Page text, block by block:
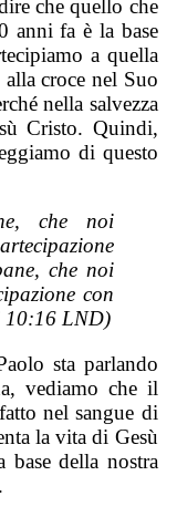
che quello che
anni fa è la base
a quella
croce nel Suo
nella salvezza
Cristo. Quindi,
di questo
che noi
che noi
con
10:16 LND)
sta parlando
vediamo che il
nel sangue di
la vita di Gesù
base della nostra